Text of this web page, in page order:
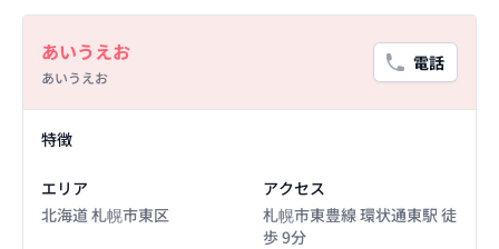
あいうえお
あいうえお
電話
特徴
エリア
北海道 札幌市東区
アクセス
札幌市東豊線 環状通東駅 徒
歩 9分